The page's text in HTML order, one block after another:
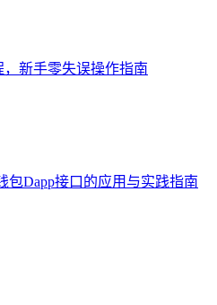
新手零失误操作指南
包Dapp接口的应用与实践指南